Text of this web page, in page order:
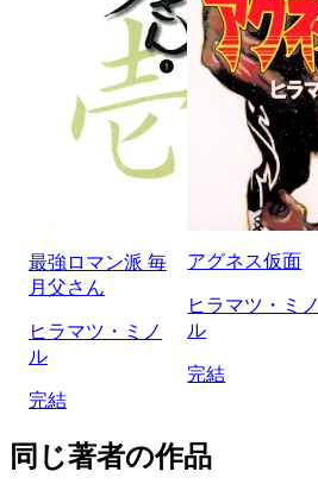
最強ロマン派 毎
月父さん
ヒラマツ・ミノ
ル
完結
アグネス仮面
ヒラマツ・ミノ
ル
完結
同じ著者の作品